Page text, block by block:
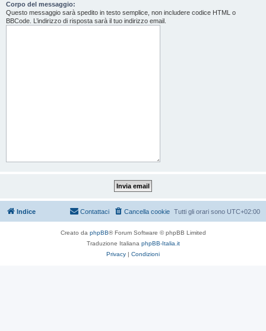
Corpo del messaggio:
Questo messaggio sarà spedito in testo semplice, non includere codice HTML o
BBCode. L’indirizzo di risposta sarà il tuo indirizzo email.
Indice Tutti gli orari sono UTC+02:00
Cancella cookie
Contattaci
Creato da phpBB® Forum Software © phpBB Limited
Traduzione Italiana phpBB-Italia.it
Privacy | Condizioni